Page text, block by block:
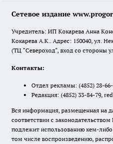
Сетевое издание
Учредитель: ИП Кокарева Анна
Кокарева А.К.. Адрес: 150040, ул.
(ТЦ "Североход", вход со стороны
Контакты:
Отдел рекламы: (4852) 28-
Редакция: (4852) 33-84-79,
Вся информация, размещенная на
соответствии с
подлежит использованию кем-
том числе воспроизведению,